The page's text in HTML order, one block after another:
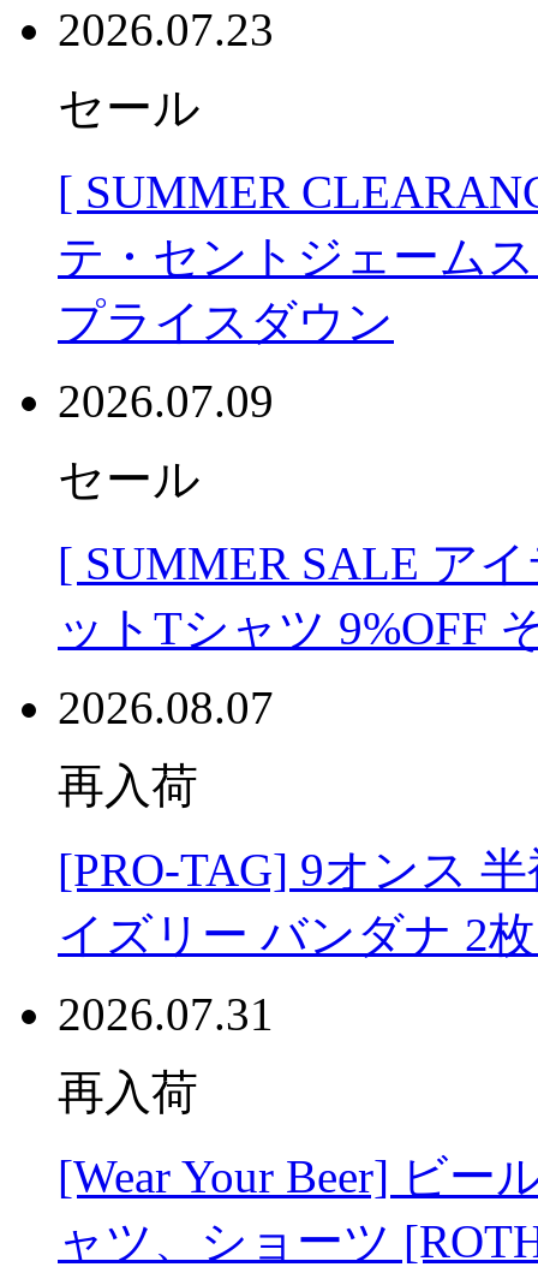
2026.07.23
セール
[ SUMMER
テ・セントジェーム
プライスダウン
2026.07.09
セール
[ SUMMER SALE ア
ットTシャツ 9%OFF
2026.08.07
再入荷
[PRO-TAG] 9オンス
イズリー バンダナ 2
2026.07.31
再入荷
[Wear Your Beer] ビー
ャツ、ショーツ